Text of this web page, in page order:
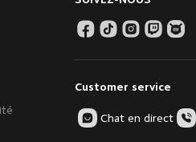
Customer service
Chat en direct